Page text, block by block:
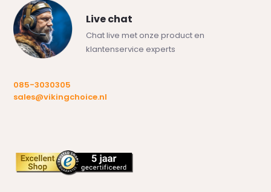
Live chat
Chat live met onze product en
klantenservice experts
085-3030305
sales@vikingchoice.nl